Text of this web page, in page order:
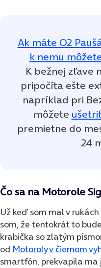
Ak máte O2
k nemu
K bežnej zľave
pripočíta ešte
napríklad pri
môžete
premietne do
24
Čo sa na Motorole
Už keď som mal v
som, že tentokrát to
krabička so zlatým
od Motoroly v čiernom
smartfón, prekvapila ma